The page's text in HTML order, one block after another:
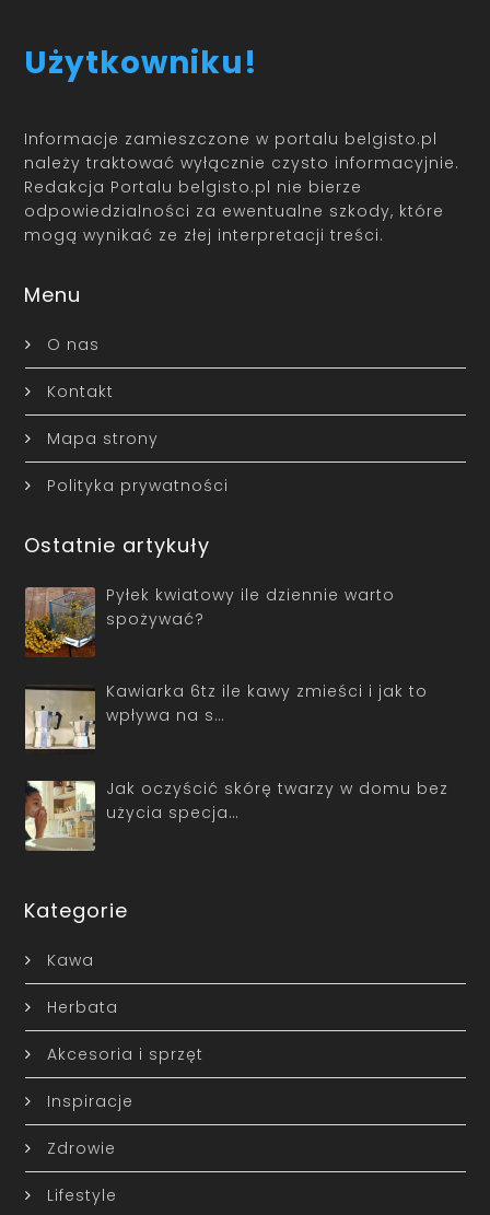
Użytkowniku!
Informacje zamieszczone w portalu belgisto.pl
należy traktować wyłącznie czysto informacyjnie.
Redakcja Portalu belgisto.pl nie bierze
odpowiedzialności za ewentualne szkody, które
mogą wynikać ze złej interpretacji treści.
Menu
O nas
Kontakt
Mapa strony
Polityka prywatności
Ostatnie artykuły
Pyłek kwiatowy ile dziennie warto
spożywać?
Kawiarka 6tz ile kawy zmieści i jak to
wpływa na s…
Jak oczyścić skórę twarzy w domu bez
użycia specja…
Kategorie
Kawa
Herbata
Akcesoria i sprzęt
Inspiracje
Zdrowie
Lifestyle